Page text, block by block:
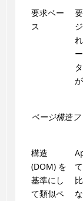
要求ベー
ス
ページ構造
構造
(DOM) を
基準にし
て類似ペ